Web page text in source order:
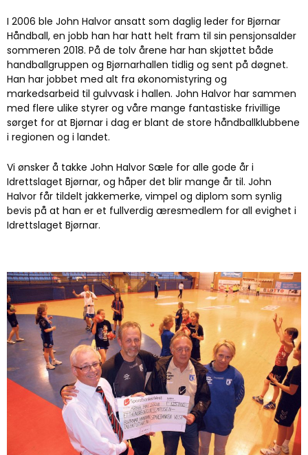
I 2006 ble John Halvor ansatt som daglig leder for Bjørnar
Håndball, en jobb han har hatt helt fram til sin pensjonsalder
sommeren 2018. På de tolv årene har han skjøttet både
handballgruppen og Bjørnarhallen tidlig og sent på døgnet.
Han har jobbet med alt fra økonomistyring og
markedsarbeid til gulvvask i hallen. John Halvor har sammen
med flere ulike styrer og våre mange fantastiske frivillige
sørget for at Bjørnar i dag er blant de store håndballklubbene
i regionen og i landet.
Vi ønsker å takke John Halvor Sæle for alle gode år i
Idrettslaget Bjørnar, og håper det blir mange år til. John
Halvor får tildelt jakkemerke, vimpel og diplom som synlig
bevis på at han er et fullverdig æresmedlem for all evighet i
Idrettslaget Bjørnar.